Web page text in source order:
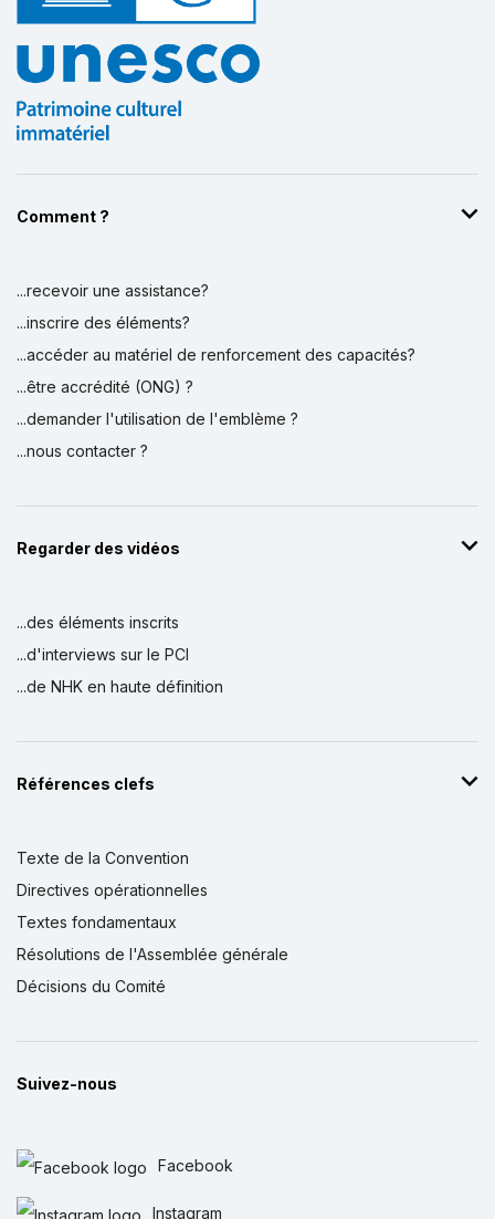
Comment ?
...recevoir une assistance?
...inscrire des éléments?
...accéder au matériel de renforcement des capacités?
...être accrédité (ONG) ?
...demander l'utilisation de l'emblème ?
...nous contacter ?
Regarder des vidéos
...des éléments inscrits
...d'interviews sur le PCI
...de NHK en haute définition
Références clefs
Texte de la Convention
Directives opérationnelles
Textes fondamentaux
Résolutions de l'Assemblée générale
Décisions du Comité
Suivez-nous
Facebook
Instagram